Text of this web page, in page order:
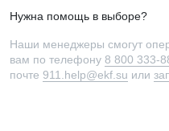
Нужна помощь в выборе?
Наши менеджеры смогут
вам по телефону 8 800 333-
почте 911.help@ekf.su или